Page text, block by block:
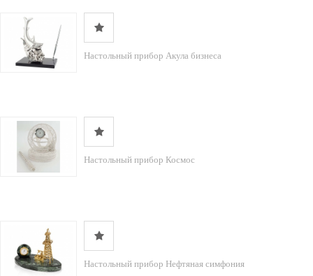
Настольный прибор Акула бизнеса
Настольный прибор Космос
Настольный прибор Нефтяная симфония